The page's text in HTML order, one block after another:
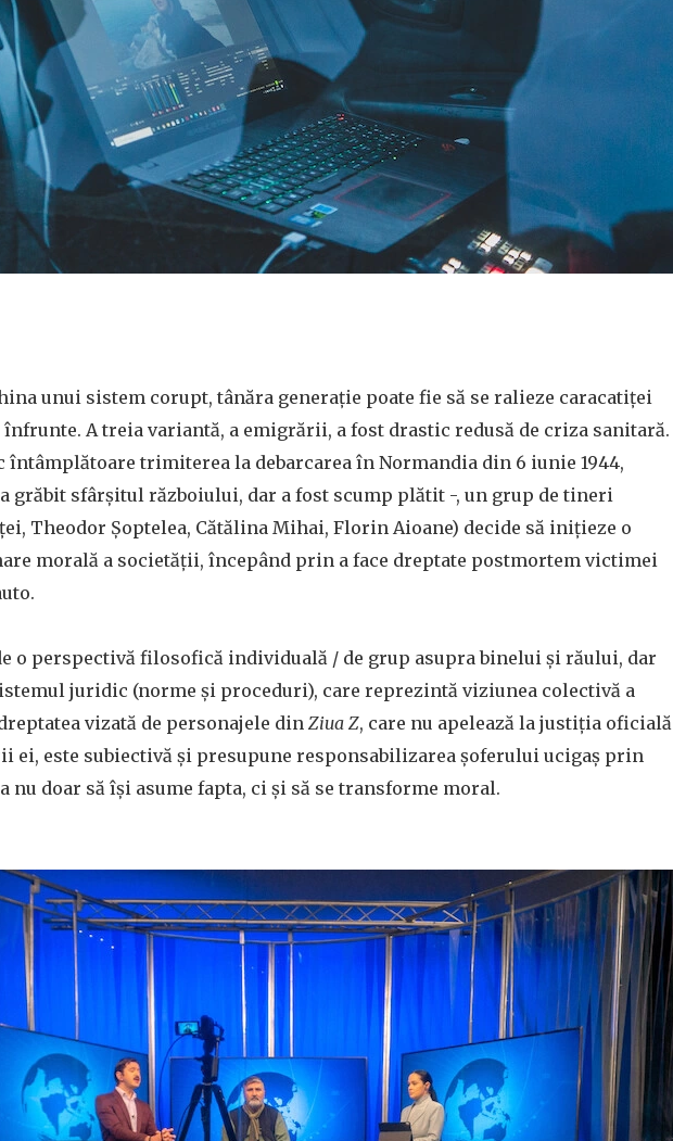
unui sistem corupt, tânăra generație poate fie să se ralieze caracatiței
înfrunte. A treia variantă, a emigrării, a fost drastic redusă de criza sanitară.
întâmplătoare trimiterea la debarcarea în Normandia din 6 iunie 1944,
grăbit sfârșitul războiului, dar a fost scump plătit -, un grup de tineri
Theodor Șoptelea, Cătălina Mihai, Florin Aioane) decide să inițieze o
morală a societății, începând prin a face dreptate postmortem victimei
o perspectivă filosofică individuală / de grup asupra binelui și răului, dar
juridic (norme și proceduri), care reprezintă viziunea colectivă a
vizată de personajele din Ziua Z, care nu apelează la justiția oficială
ei, este subiectivă și presupune responsabilizarea șoferului ucigaș prin
nu doar să își asume fapta, ci și să se transforme moral.